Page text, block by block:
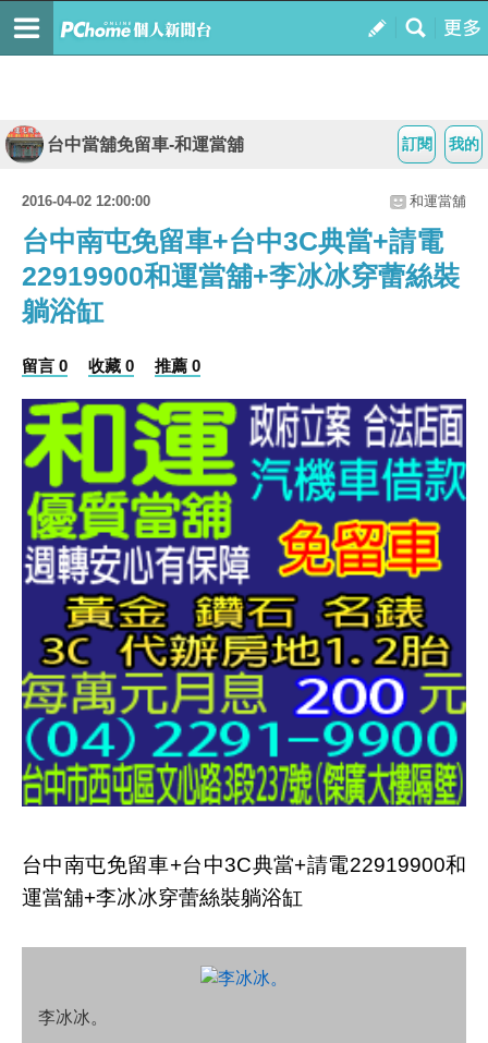
我的
訂閱
台中當舖免留車-和運當舖
2016-04-02 12:00:00 和運當舖
台中南屯免留車+台中3C典當+請電
22919900和運當舖+李冰冰穿蕾絲裝
躺浴缸
留言 0 收藏 0 推薦 0
台中南屯免留車+台中3C典當+請電22919900和
運當舖+李冰冰穿蕾絲裝躺浴缸
李冰冰。